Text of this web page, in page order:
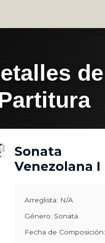
de
Sonata
Venezolana I
Arreglista: N/A
Género: Sonata
Fecha de Composición: